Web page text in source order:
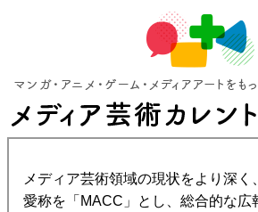
メディア芸術領域の現状をより深く
愛称を「MACC」とし、総合的な広